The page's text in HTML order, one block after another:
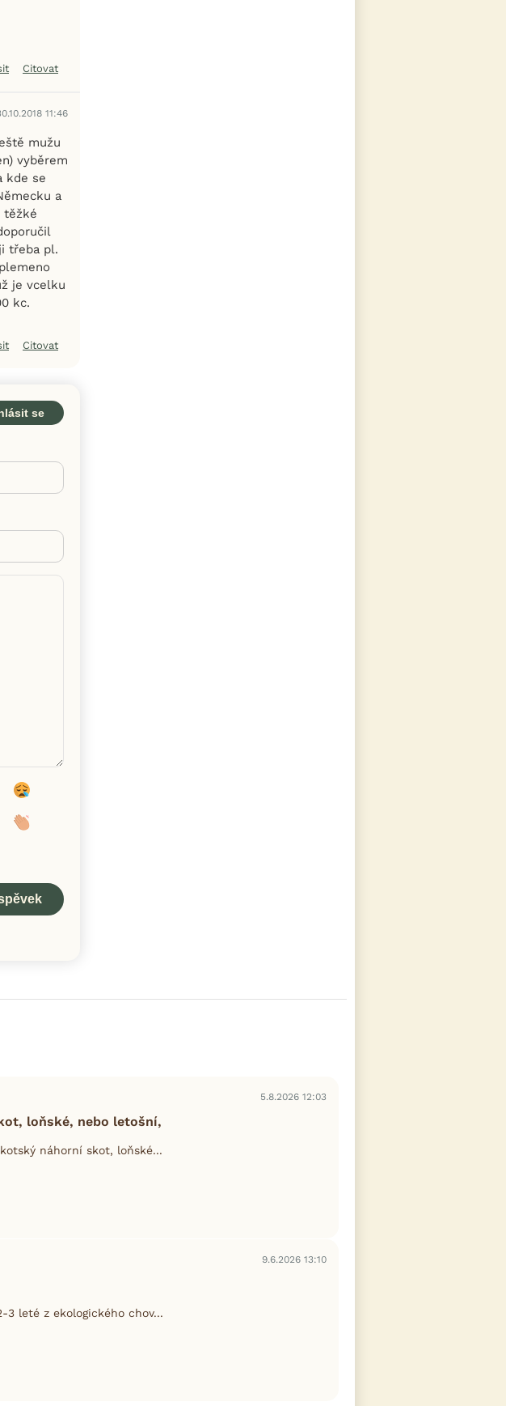
Citovat
11:46
mužu
vyběrem
kde se
a
těžké
třeba pl.
je vcelku
kc.
Citovat
se
5.8.2026 12:03
loňské, nebo letošní,
náhorní skot, loňské...
9.6.2026 13:10
3 leté z ekologického chov...